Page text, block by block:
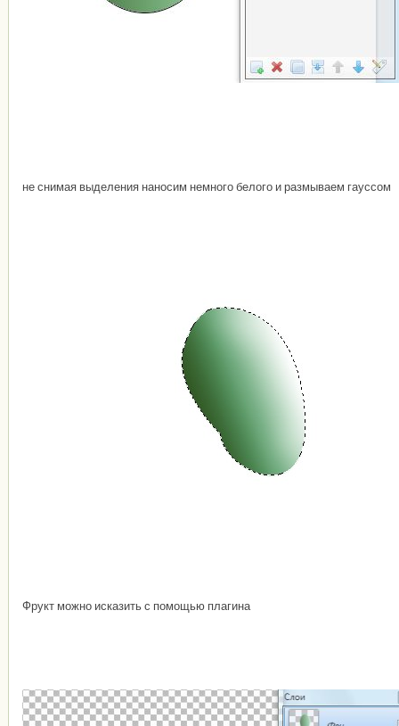
не снимая выделения наносим немного белого и размываем гауссом
Фрукт можно исказить с помощью плагина